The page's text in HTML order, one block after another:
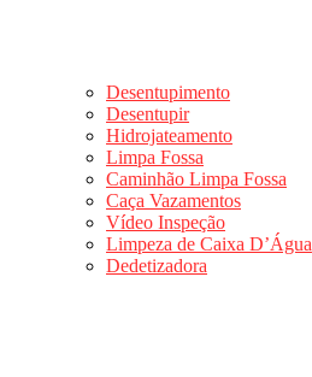
Desentupimento
Desentupir
Hidrojateamento
Limpa Fossa
Caminhão Limpa Fossa
Caça Vazamentos
Vídeo Inspeção
Limpeza de Caixa D’Água
Dedetizadora